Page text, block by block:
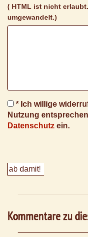
( HTML ist nicht
umgewandelt.)
* Ich willige
Nutzung
Datenschutz ein.
Kommentare zu